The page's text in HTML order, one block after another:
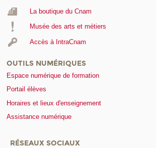
La boutique du Cnam
Musée des arts et métiers
Accès à IntraCnam
OUTILS NUMÉRIQUES
Espace numérique de formation
Portail élèves
Horaires et lieux d'enseignement
Assistance numérique
RÉSEAUX SOCIAUX